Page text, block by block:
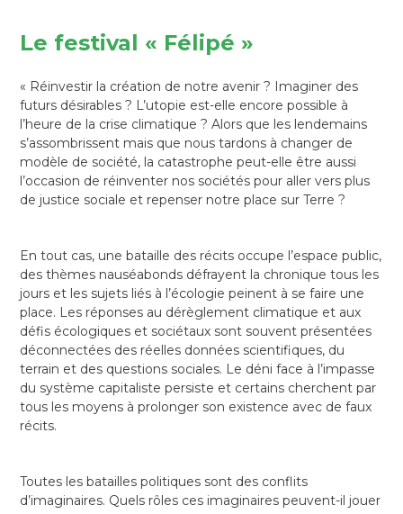
Le festival « Félipé »
« Réinvestir la création de notre avenir ? Imaginer des
futurs désirables ? L’utopie est-elle encore possible à
l’heure de la crise climatique ? Alors que les lendemains
s’assombrissent mais que nous tardons à changer de
modèle de société, la catastrophe peut-elle être aussi
l’occasion de réinventer nos sociétés pour aller vers plus
de justice sociale et repenser notre place sur Terre ?
En tout cas, une bataille des récits occupe l’espace public,
des thèmes nauséabonds défrayent la chronique tous les
jours et les sujets liés à l’écologie peinent à se faire une
place. Les réponses au dérèglement climatique et aux
défis écologiques et sociétaux sont souvent présentées
déconnectées des réelles données scientifiques, du
terrain et des questions sociales. Le déni face à l’impasse
du système capitaliste persiste et certains cherchent par
tous les moyens à prolonger son existence avec de faux
récits.
Toutes les batailles politiques sont des conflits
d’imaginaires. Quels rôles ces imaginaires peuvent-il jouer